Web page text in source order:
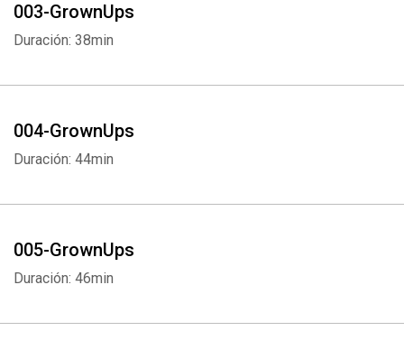
003-GrownUps
Duración: 38min
004-GrownUps
Duración: 44min
005-GrownUps
Duración: 46min